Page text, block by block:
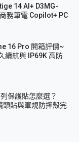
14 AI+ D3MG-
務筆電 Copilot+ PC
16 Pro 開箱評價~
續航與 IP69K 高防
保護貼怎麼選？
頭貼與軍規防摔殼完